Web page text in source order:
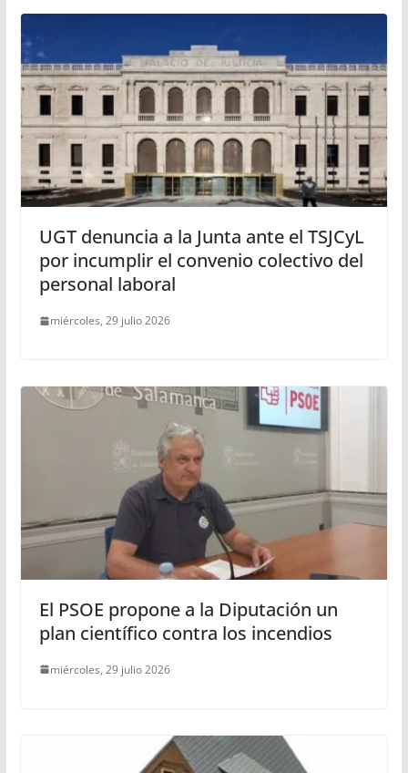
UGT denuncia a la Junta ante el TSJCyL
por incumplir el convenio colectivo del
personal laboral
miércoles, 29 julio 2026
El PSOE propone a la Diputación un
plan científico contra los incendios
miércoles, 29 julio 2026